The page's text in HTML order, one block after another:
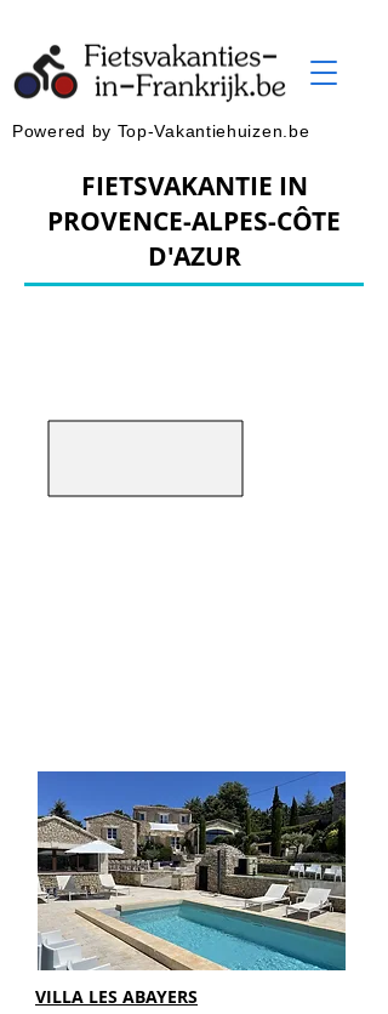
Powered by Top-Vakantiehuizen.be
FIETSVAKANTIE IN
PROVENCE-ALPES-CÔTE
D'AZUR
VILLA LES ABAYERS